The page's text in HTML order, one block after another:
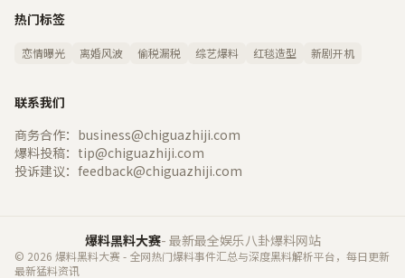
热门标签
恋情曝光 离婚风波 偷税漏税 综艺爆料 红毯造型 新剧开机
联系我们
商务合作：business@chiguazhiji.com
爆料投稿：tip@chiguazhiji.com
投诉建议：feedback@chiguazhiji.com
爆料黑料大赛- 最新最全娱乐八卦爆料网站
© 2026 爆料黑料大赛 - 全网热门爆料事件汇总与深度黑料解析平台，每日更新
最新猛料资讯